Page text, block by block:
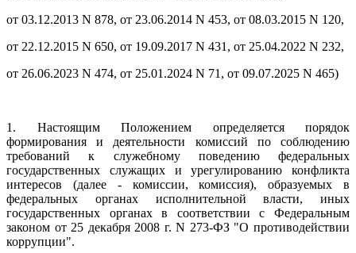
от 03.12.2013 N 878, от 23.06.2014 N 453, от 08.03.2015 N 120,
от 22.12.2015 N 650, от 19.09.2017 N 431, от 25.04.2022 N 232,
от 26.06.2023 N 474, от 25.01.2024 N 71, от 09.07.2025 N 465)
1. Настоящим Положением определяется порядок
формирования и деятельности комиссий по соблюдению
требований к служебному поведению федеральных
государственных служащих и урегулированию конфликта
интересов (далее - комиссии, комиссия), образуемых в
федеральных органах исполнительной власти, иных
государственных органах в соответствии с Федеральным
законом от 25 декабря 2008 г. N 273-ФЗ "О противодействии
коррупции".